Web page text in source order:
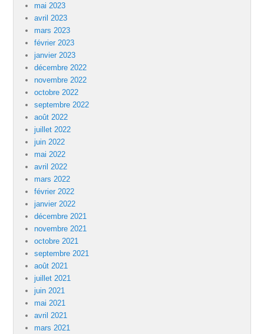
mai 2023
avril 2023
mars 2023
février 2023
janvier 2023
décembre 2022
novembre 2022
octobre 2022
septembre 2022
août 2022
juillet 2022
juin 2022
mai 2022
avril 2022
mars 2022
février 2022
janvier 2022
décembre 2021
novembre 2021
octobre 2021
septembre 2021
août 2021
juillet 2021
juin 2021
mai 2021
avril 2021
mars 2021